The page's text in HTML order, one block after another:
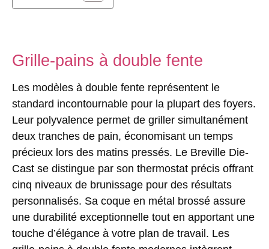
Grille-pains à double fente
Les modèles à double fente représentent le
standard incontournable pour la plupart des foyers.
Leur polyvalence permet de griller simultanément
deux tranches de pain, économisant un temps
précieux lors des matins pressés. Le Breville Die-
Cast se distingue par son thermostat précis offrant
cinq niveaux de brunissage pour des résultats
personnalisés. Sa coque en métal brossé assure
une durabilité exceptionnelle tout en apportant une
touche d’élégance à votre plan de travail. Les